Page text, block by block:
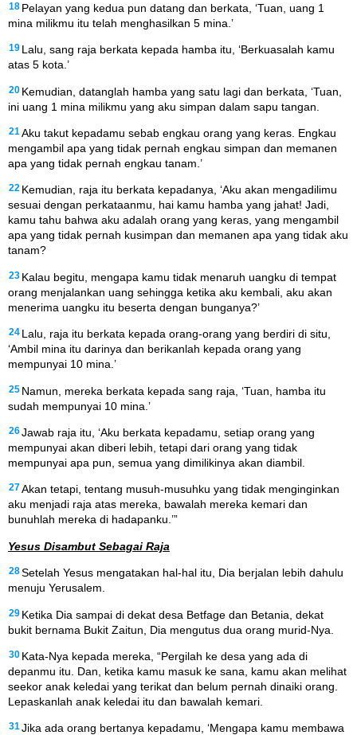
18 Pelayan yang kedua pun datang dan berkata, ‘Tuan, uang 1
mina milikmu itu telah menghasilkan 5 mina.’
19 Lalu, sang raja berkata kepada hamba itu, ‘Berkuasalah kamu
atas 5 kota.’
20 Kemudian, datanglah hamba yang satu lagi dan berkata, ‘Tuan,
ini uang 1 mina milikmu yang aku simpan dalam sapu tangan.
21 Aku takut kepadamu sebab engkau orang yang keras. Engkau
mengambil apa yang tidak pernah engkau simpan dan memanen
apa yang tidak pernah engkau tanam.’
22 Kemudian, raja itu berkata kepadanya, ‘Aku akan mengadilimu
sesuai dengan perkataanmu, hai kamu hamba yang jahat! Jadi,
kamu tahu bahwa aku adalah orang yang keras, yang mengambil
apa yang tidak pernah kusimpan dan memanen apa yang tidak aku
tanam?
23 Kalau begitu, mengapa kamu tidak menaruh uangku di tempat
orang menjalankan uang sehingga ketika aku kembali, aku akan
menerima uangku itu beserta dengan bunganya?’
24 Lalu, raja itu berkata kepada orang-orang yang berdiri di situ,
‘Ambil mina itu darinya dan berikanlah kepada orang yang
mempunyai 10 mina.’
25 Namun, mereka berkata kepada sang raja, ‘Tuan, hamba itu
sudah mempunyai 10 mina.’
26Jawab raja itu, ‘Aku berkata kepadamu, setiap orang yang
mempunyai akan diberi lebih, tetapi dari orang yang tidak
mempunyai apa pun, semua yang dimilikinya akan diambil.
27 Akan tetapi, tentang musuh-musuhku yang tidak menginginkan
aku menjadi raja atas mereka, bawalah mereka kemari dan
bunuhlah mereka di hadapanku.’”
Yesus Disambut Sebagai Raja
28Setelah Yesus mengatakan hal-hal itu, Dia berjalan lebih dahulu
menuju Yerusalem.
29 Ketika Dia sampai di dekat desa Betfage dan Betania, dekat
bukit bernama Bukit Zaitun, Dia mengutus dua orang murid-Nya.
30 Kata-Nya kepada mereka, “Pergilah ke desa yang ada di
depanmu itu. Dan, ketika kamu masuk ke sana, kamu akan melihat
seekor anak keledai yang terikat dan belum pernah dinaiki orang.
Lepaskanlah anak keledai itu dan bawalah kemari.
31 Jika ada orang bertanya kepadamu, ‘Mengapa kamu membawa